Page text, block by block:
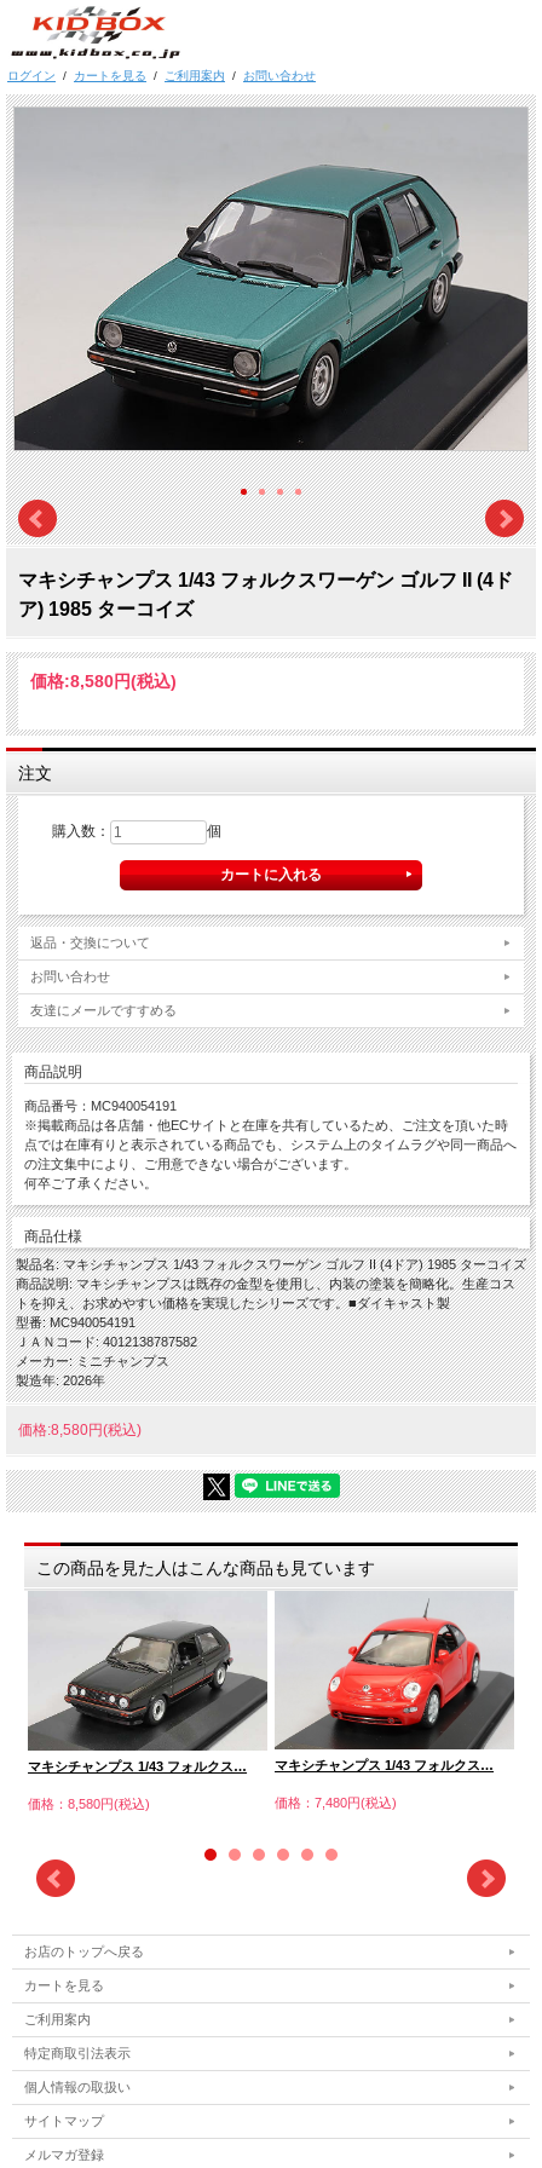
ログイン / カートを見る / ご利用案内 / お問い合わせ
マキシチャンプス 1/43 フォルクスワーゲン ゴルフ II (4ド
ア) 1985 ターコイズ
価格:8,580円(税込)
注文
購入数： 個
返品・交換について
お問い合わせ
友達にメールですすめる
商品説明
商品番号：MC940054191
※掲載商品は各店舗・他ECサイトと在庫を共有しているため、ご注文を頂いた時
点では在庫有りと表示されている商品でも、システム上のタイムラグや同一商品へ
の注文集中により、ご用意できない場合がございます。
何卒ご了承ください。
商品仕様
製品名: マキシチャンプス 1/43 フォルクスワーゲン ゴルフ II (4ドア) 1985 ターコイズ
商品説明: マキシチャンプスは既存の金型を使用し、内装の塗装を簡略化。生産コス
トを抑え、お求めやすい価格を実現したシリーズです。■ダイキャスト製
型番: MC940054191
ＪＡＮコード: 4012138787582
メーカー: ミニチャンプス
製造年: 2026年
価格:8,580円(税込)
この商品を見た人はこんな商品も見ています
マキシチャンプス 1/43 フォルクス…
価格：8,580円(税込)
マキシチャンプス 1/43 フォルクス…
価格：7,480円(税込)
お店のトップへ戻る
カートを見る
ご利用案内
特定商取引法表示
個人情報の取扱い
サイトマップ
メルマガ登録